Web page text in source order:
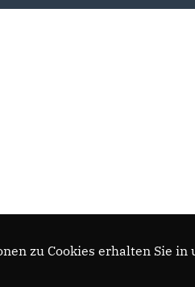
zu Cookies erhalten Sie in